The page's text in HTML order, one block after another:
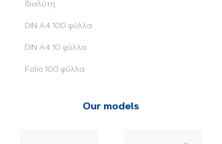
διαλύτη
DIN A4 100 φύλλα
DIN A4 10 φύλλα
Folio 100 φύλλα
Our models